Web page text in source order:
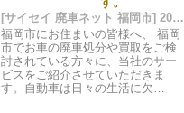
[サイセイ 廃車ネット 福岡市] 2024/09/29 15:11
福岡市にお住まいの皆様へ、 福岡
市でお車の廃車処分や買取をご検
討されている方々に、当社のサー
ビスをご紹介させていただきま
す。自動車は日々の生活に欠…